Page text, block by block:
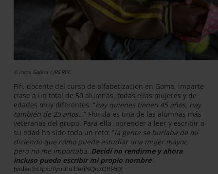
© Irene Galera / JRS RDC
Fifi, docente del curso de alfabetización en Goma, imparte
clase a un total de 50 alumnas, todas ellas mujeres y de
edades muy diferentes: “hay quienes tienen 45 años, hay
también de 25 años…” Florida es una de las alumnas más
veteranas del grupo. Para ella, aprender a leer y escribir a
su edad ha sido todo un reto: “la gente se burlaba de mí
diciendo que cómo puede estudiar una mujer mayor,
pero no me importaba. Decidí no rendirme y ahora
incluso puedo escribir mi propio nombre”.
[video:https://youtu.be/iNQqzQRl-50]